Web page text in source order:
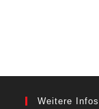
Weitere Infos